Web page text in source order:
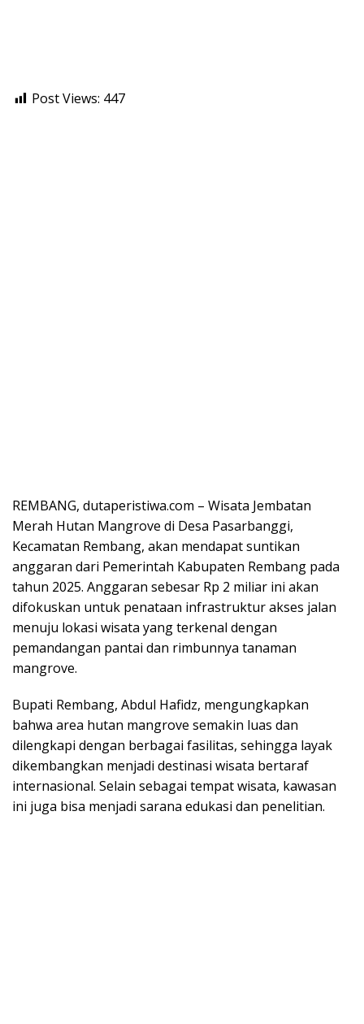
Post Views: 447
REMBANG, dutaperistiwa.com – Wisata Jembatan
Merah Hutan Mangrove di Desa Pasarbanggi,
Kecamatan Rembang, akan mendapat suntikan
anggaran dari Pemerintah Kabupaten Rembang pada
tahun 2025. Anggaran sebesar Rp 2 miliar ini akan
difokuskan untuk penataan infrastruktur akses jalan
menuju lokasi wisata yang terkenal dengan
pemandangan pantai dan rimbunnya tanaman
mangrove.
Bupati Rembang, Abdul Hafidz, mengungkapkan
bahwa area hutan mangrove semakin luas dan
dilengkapi dengan berbagai fasilitas, sehingga layak
dikembangkan menjadi destinasi wisata bertaraf
internasional. Selain sebagai tempat wisata, kawasan
ini juga bisa menjadi sarana edukasi dan penelitian.